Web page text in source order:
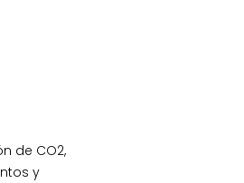
de CO2,
y